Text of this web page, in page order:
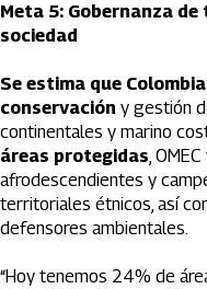
Meta 5: Gobernanza
sociedad
Se estima que
conservación y gestión
continentales y marino
áreas protegidas,
afrodescendientes y
territoriales étnicos, así
defensores ambientales.
“Hoy tenemos 24% de